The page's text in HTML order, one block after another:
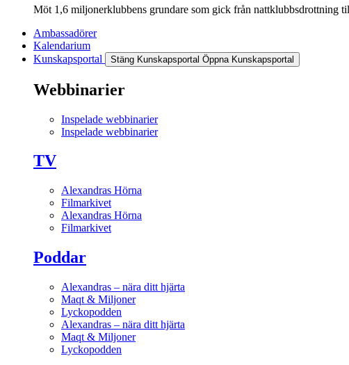
Möt 1,6 miljonerklubbens grundare som gick från nattklubbsdrottning
Ambassadörer
Kalendarium
Kunskapsportal
Stäng Kunskapsportal Öppna Kunskapsportal
Webbinarier
Inspelade webbinarier
Inspelade webbinarier
TV
Alexandras Hörna
Filmarkivet
Alexandras Hörna
Filmarkivet
Poddar
Alexandras – nära ditt hjärta
Maqt & Miljoner
Lyckopodden
Alexandras – nära ditt hjärta
Maqt & Miljoner
Lyckopodden